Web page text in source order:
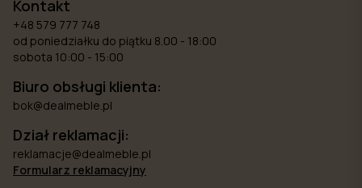
Kontakt
+48 579 777 748
od poniedziałku do piątku 8.00 - 18:00
sobota 10:00 - 15:00
Biuro obsługi klienta:
bok@dealmeble.pl
Dział reklamacji:
reklamacje@dealmeble.pl
Formularz reklamacyjny